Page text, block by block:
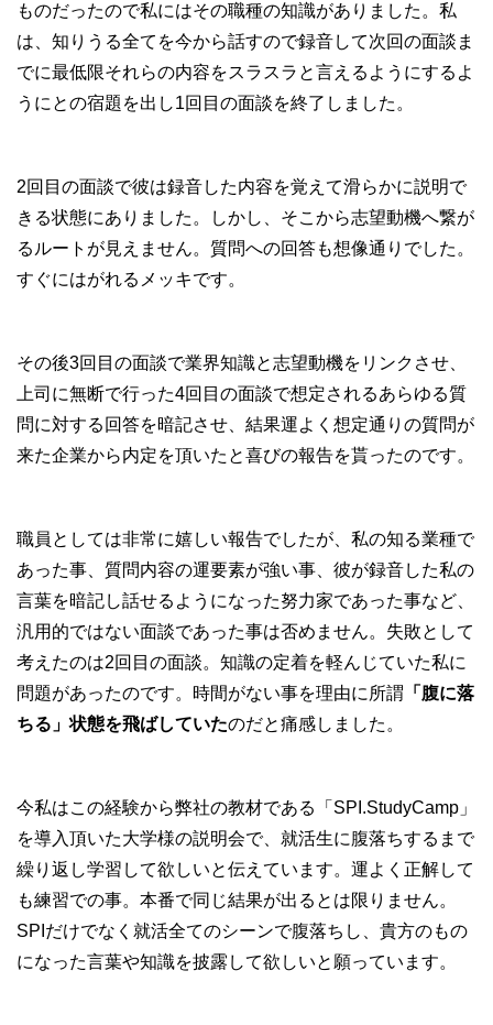
ものだったので私にはその職種の知識がありました。私
は、知りうる全てを今から話すので録音して次回の面談ま
でに最低限それらの内容をスラスラと言えるようにするよ
うにとの宿題を出し1回目の面談を終了しました。
2回目の面談で彼は録音した内容を覚えて滑らかに説明で
きる状態にありました。しかし、そこから志望動機へ繋が
るルートが見えません。質問への回答も想像通りでした。
すぐにはがれるメッキです。
その後3回目の面談で業界知識と志望動機をリンクさせ、
上司に無断で行った4回目の面談で想定されるあらゆる質
問に対する回答を暗記させ、結果運よく想定通りの質問が
来た企業から内定を頂いたと喜びの報告を貰ったのです。
職員としては非常に嬉しい報告でしたが、私の知る業種で
あった事、質問内容の運要素が強い事、彼が録音した私の
言葉を暗記し話せるようになった努力家であった事など、
汎用的ではない面談であった事は否めません。失敗として
考えたのは2回目の面談。知識の定着を軽んじていた私に
問題があったのです。時間がない事を理由に所謂 「腹に落
ちる」状態を飛ばしていたのだと痛感しました。
今私はこの経験から弊社の教材である「SPI.StudyCamp」
を導入頂いた大学様の説明会で、就活生に腹落ちするまで
繰り返し学習して欲しいと伝えています。運よく正解して
も練習での事。本番で同じ結果が出るとは限りません。
SPIだけでなく就活全てのシーンで腹落ちし、貴方のもの
になった言葉や知識を披露して欲しいと願っています。